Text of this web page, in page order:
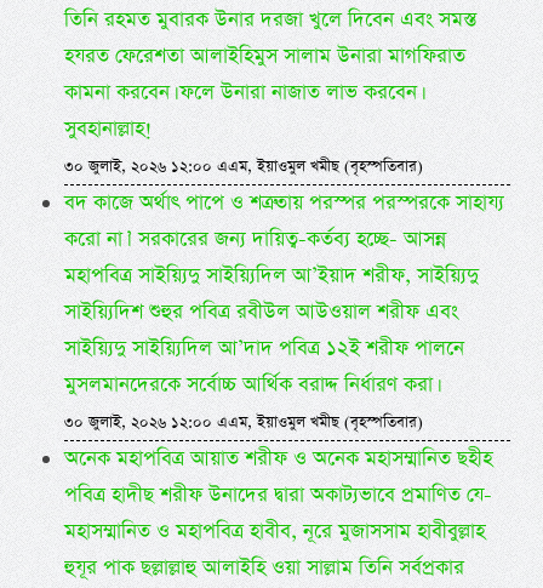
তিনি রহমত মুবারক উনার দরজা খুলে দিবেন এবং সমস্ত
হযরত ফেরেশতা আলাইহিমুস সালাম উনারা মাগফিরাত
কামনা করবেন। ফলে উনারা নাজাত লাভ করবেন।
সুবহানাল্লাহ!
৩০ জুলাই, ২০২৬ ১২:০০ এএম, ইয়াওমুল খমীছ (বৃহস্পতিবার)
বদ কাজে অর্থাৎ পাপে ও শত্রুতায় পরস্পর পরস্পরকে সাহায্য
করো না।’ সরকারের জন্য দায়িত্ব-কর্তব্য হচ্ছে- আসন্ন
মহাপবিত্র সাইয়্যিদু সাইয়্যিদিল আ’ইয়াদ শরীফ, সাইয়্যিদু
সাইয়্যিদিশ শুহুর পবিত্র রবীউল আউওয়াল শরীফ এবং
সাইয়্যিদু সাইয়্যিদিল আ’দাদ পবিত্র ১২ই শরীফ পালনে
মুসলমানদেরকে সর্বোচ্চ আর্থিক বরাদ্দ নির্ধারণ করা।
৩০ জুলাই, ২০২৬ ১২:০০ এএম, ইয়াওমুল খমীছ (বৃহস্পতিবার)
অনেক মহাপবিত্র আয়াত শরীফ ও অনেক মহাসম্মানিত ছহীহ
পবিত্র হাদীছ শরীফ উনাদের দ্বারা অকাট্যভাবে প্রমাণিত যে-
মহাসম্মানিত ও মহাপবিত্র হাবীব, নূরে মুজাসসাম হাবীবুল্লাহ
হুযূর পাক ছল্লাল্লাহু আলাইহি ওয়া সাল্লাম তিনি সর্বপ্রকার